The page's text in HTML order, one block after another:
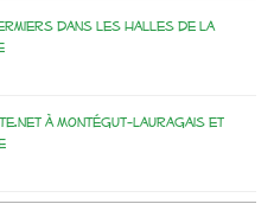
dans les Halles de la
à Montégut-Lauragais et